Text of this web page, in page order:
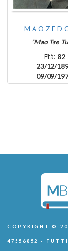
"Mao Tse
Età: 82
23/12/
09/09/
COPYRIGHT ©
47556852 -